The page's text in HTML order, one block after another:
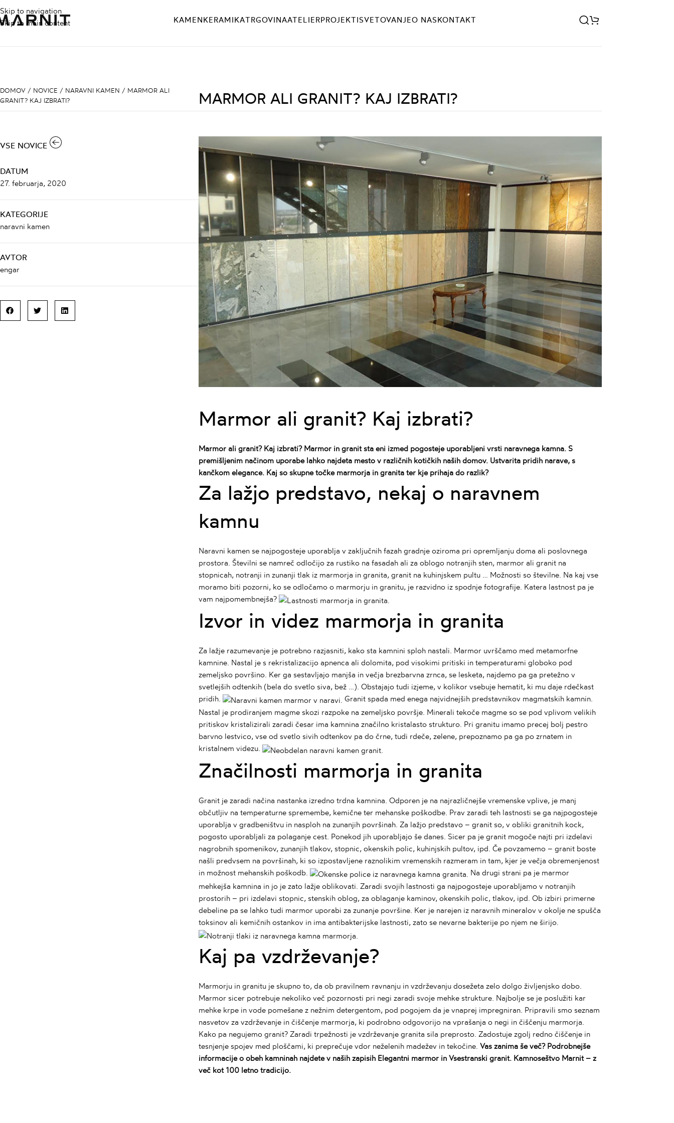
Skip to navigation
Skip to main content
KAMENKERAMIKATRGOVINAATELIERPROJEKTISVETOVANJEO NASKONTAKT
DOMOV / NOVICE / NARAVNI KAMEN / MARMOR ALI
GRANIT? KAJ IZBRATI?
MARMOR ALI GRANIT? KAJ IZBRATI?
VSE NOVICE
DATUM
27. februarja, 2020
KATEGORIJE
naravni kamen
AVTOR
engar
Marmor ali granit? Kaj izbrati?
Marmor ali granit? Kaj izbrati? Marmor in granit sta eni izmed pogosteje uporabljeni vrsti naravnega kamna. S
premišljenim načinom uporabe lahko najdeta mesto v različnih kotičkih naših domov. Ustvarita pridih narave, s
kančkom elegance. Kaj so skupne točke marmorja in granita ter kje prihaja do razlik?
Za lažjo predstavo, nekaj o naravnem
kamnu
Naravni kamen se najpogosteje uporablja v zaključnih fazah gradnje oziroma pri opremljanju doma ali poslovnega
prostora. Številni se namreč odločijo za rustiko na fasadah ali za oblogo notranjih sten, marmor ali granit na
stopnicah, notranji in zunanji tlak iz marmorja in granita, granit na kuhinjskem pultu … Možnosti so številne. Na kaj vse
moramo biti pozorni, ko se odločamo o marmorju in granitu, je razvidno iz spodnje fotografije. Katera lastnost pa je
vam najpomembnejša?
Izvor in videz marmorja in granita
Za lažje razumevanje je potrebno razjasniti, kako sta kamnini sploh nastali. Marmor uvrščamo med metamorfne
kamnine. Nastal je s rekristalizacijo apnenca ali dolomita, pod visokimi pritiski in temperaturami globoko pod
zemeljsko površino. Ker ga sestavljajo manjša in večja brezbarvna zrnca, se lesketa, najdemo pa ga pretežno v
svetlejših odtenkih (bela do svetlo siva, bež …). Obstajajo tudi izjeme, v kolikor vsebuje hematit, ki mu daje rdečkast
pridih.
Granit spada med enega najvidnejših predstavnikov magmatskih kamnin.
Nastal je prodiranjem magme skozi razpoke na zemeljsko površje. Minerali tekoče magme so se pod vplivom velikih
pritiskov kristalizirali zaradi česar ima kamnina značilno kristalasto strukturo. Pri granitu imamo precej bolj pestro
barvno lestvico, vse od svetlo sivih odtenkov pa do črne, tudi rdeče, zelene, prepoznamo pa ga po zrnatem in
kristalnem videzu.
Značilnosti marmorja in granita
Granit je zaradi načina nastanka izredno trdna kamnina. Odporen je na najrazličnejše vremenske vplive, je manj
občutljiv na temperaturne spremembe, kemične ter mehanske poškodbe. Prav zaradi teh lastnosti se ga najpogosteje
uporablja v gradbeništvu in nasploh na zunanjih površinah. Za lažjo predstavo – granit so, v obliki granitnih kock,
pogosto uporabljali za polaganje cest. Ponekod jih uporabljajo še danes. Sicer pa je granit mogoče najti pri izdelavi
nagrobnih spomenikov, zunanjih tlakov, stopnic, okenskih polic, kuhinjskih pultov, ipd. Če povzamemo – granit boste
našli predvsem na površinah, ki so izpostavljene raznolikim vremenskih razmeram in tam, kjer je večja obremenjenost
in možnost mehanskih poškodb.
Na drugi strani pa je marmor
mehkejša kamnina in jo je zato lažje oblikovati. Zaradi svojih lastnosti ga najpogosteje uporabljamo v notranjih
prostorih – pri izdelavi stopnic, stenskih oblog, za oblaganje kaminov, okenskih polic, tlakov, ipd. Ob izbiri primerne
debeline pa se lahko tudi marmor uporabi za zunanje površine. Ker je narejen iz naravnih mineralov v okolje ne spušča
toksinov ali kemičnih ostankov in ima antibakterijske lastnosti, zato se nevarne bakterije po njem ne širijo.
Kaj pa vzdrževanje?
Marmorju in granitu je skupno to, da ob pravilnem ravnanju in vzdrževanju dosežeta zelo dolgo življenjsko dobo.
Marmor sicer potrebuje nekoliko več pozornosti pri negi zaradi svoje mehke strukture. Najbolje se je poslužiti kar
mehke krpe in vode pomešane z nežnim detergentom, pod pogojem da je vnaprej impregniran. Pripravili smo seznam
nasvetov za vzdrževanje in čiščenje marmorja, ki podrobno odgovorijo na vprašanja o negi in čiščenju marmorja.
Kako pa negujemo granit? Zaradi trpežnosti je vzdrževanje granita sila preprosto. Zadostuje zgolj redno čiščenje in
tesnjenje spojev med ploščami, ki preprečuje vdor neželenih madežev in tekočine. Vas zanima še več? Podrobnejše
informacije o obeh kamninah najdete v naših zapisih Elegantni marmor in Vsestranski granit. Kamnoseštvo Marnit – z
več kot 100 letno tradicijo.